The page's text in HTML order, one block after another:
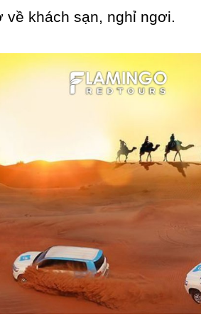
về khách sạn, nghỉ ngơi.